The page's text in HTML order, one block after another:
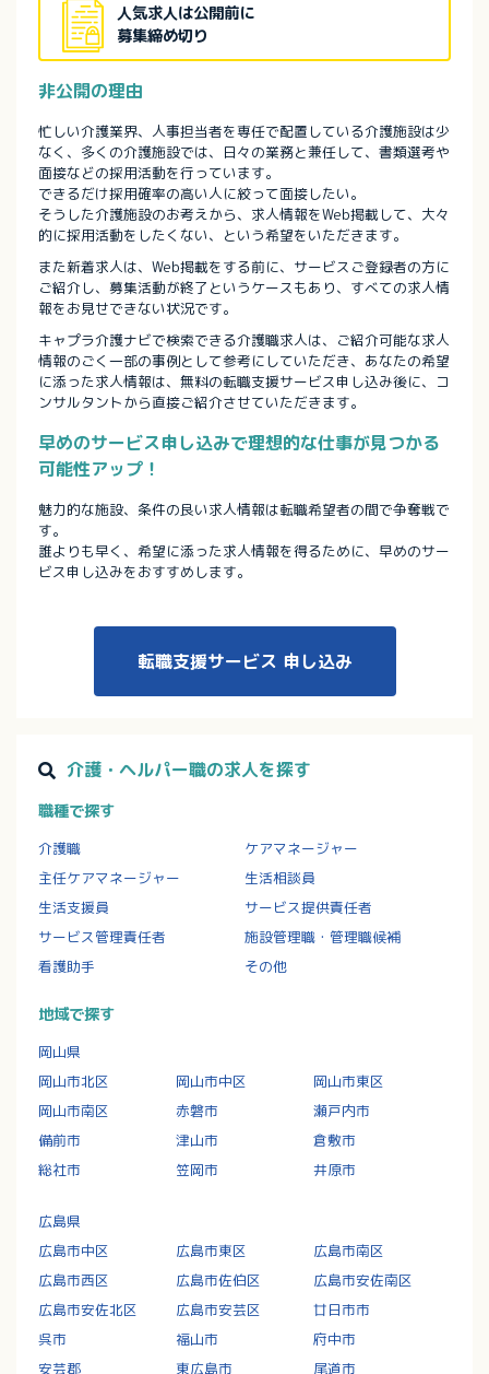
人気求人は公開前に
募集締め切り
非公開の理由
忙しい介護業界、人事担当者を専任で配置している介護施設は少
なく、多くの介護施設では、日々の業務と兼任して、書類選考や
面接などの採用活動を行っています。
できるだけ採用確率の高い人に絞って面接したい。
そうした介護施設のお考えから、求人情報をWeb掲載して、大々
的に採用活動をしたくない、という希望をいただきます。
また新着求人は、Web掲載をする前に、サービスご登録者の方に
ご紹介し、募集活動が終了というケースもあり、すべての求人情
報をお見せできない状況です。
キャプラ介護ナビで検索できる介護職求人は、ご紹介可能な求人
情報のごく一部の事例として参考にしていただき、あなたの希望
に添った求人情報は、無料の転職支援サービス申し込み後に、コ
ンサルタントから直接ご紹介させていただきます。
早めのサービス申し込みで理想的な仕事が見つかる
可能性アップ！
魅力的な施設、条件の良い求人情報は転職希望者の間で争奪戦で
す。
誰よりも早く、希望に添った求人情報を得るために、早めのサー
ビス申し込みをおすすめします。
転職支援サービス 申し込み
介護・ヘルパー職の求人を探す
職種で探す
介護職
ケアマネージャー
主任ケアマネージャー
生活相談員
生活支援員
サービス提供責任者
サービス管理責任者
施設管理職・管理職候補
看護助手
その他
地域で探す
岡山県
岡山市北区
岡山市中区
岡山市東区
岡山市南区
赤磐市
瀬戸内市
備前市
津山市
倉敷市
総社市
笠岡市 井原市
広島県
広島市中区
広島市東区
広島市南区
広島市西区
広島市佐伯区
広島市安佐南区
広島市安佐北区
広島市安芸区
廿日市市
呉市
福山市
府中市
安芸郡
東広島市 尾道市